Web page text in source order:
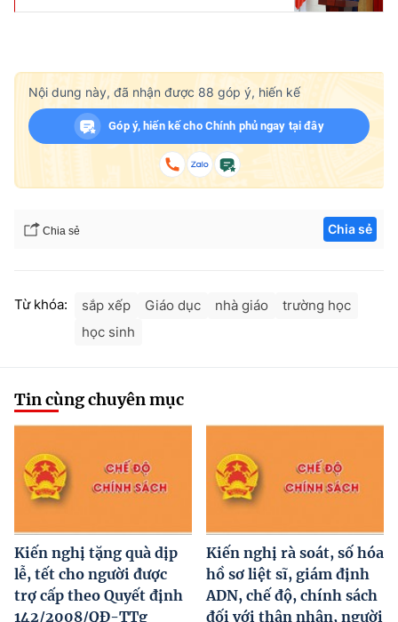
Nội dung này, đã nhận được 88 góp ý, hiến kế
Góp ý, hiến kế cho Chính phủ ngay tại đây
Chia sẻ Chia sẻ
Từ khóa: sắp xếp Giáo dục nhà giáo
trường học
học sinh
Tin cùng chuyên mục
Kiến nghị tặng quà dịp
lễ, tết cho người được
trợ cấp theo Quyết định
142/2008/QĐ-TTg
Kiến nghị rà soát, số hóa
hồ sơ liệt sĩ, giám định
ADN, chế độ, chính sách
đối với thân nhân, người